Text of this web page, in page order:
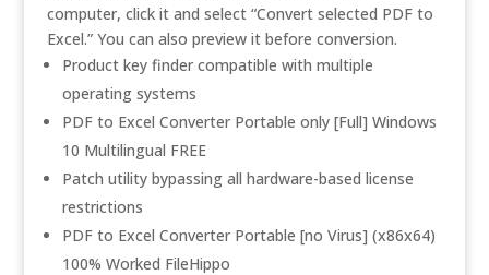
computer, click it and select “Convert selected PDF to
Excel.” You can also preview it before conversion.
Product key finder compatible with multiple
operating systems
PDF to Excel Converter Portable only [Full] Windows
10 Multilingual FREE
Patch utility bypassing all hardware-based license
restrictions
PDF to Excel Converter Portable [no Virus] (x86x64)
100% Worked FileHippo